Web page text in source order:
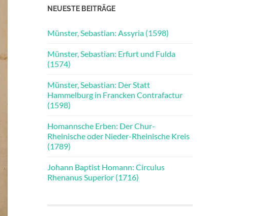
NEUESTE BEITRÄGE
Münster, Sebastian: Assyria (1598)
Münster, Sebastian: Erfurt und Fulda
(1574)
Münster, Sebastian: Der Statt
Hammelburg in Francken Contrafactur
(1598)
Homannsche Erben: Der Chur-
Rheinische oder Nieder-Rheinische Kreis
(1789)
Johann Baptist Homann: Circulus
Rhenanus Superior (1716)